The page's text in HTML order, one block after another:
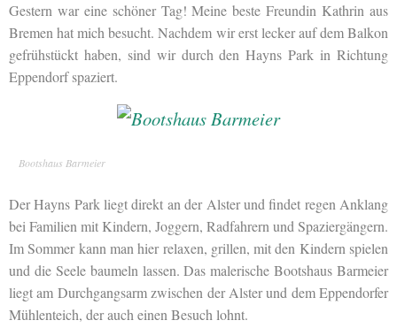
Gestern war eine schöner Tag! Meine beste Freundin Kathrin aus
Bremen hat mich besucht. Nachdem wir erst lecker auf dem Balkon
gefrühstückt haben, sind wir durch den Hayns Park in Richtung
Eppendorf spaziert.
Bootshaus Barmeier
Der Hayns Park liegt direkt an der Alster und findet regen Anklang
bei Familien mit Kindern, Joggern, Radfahrern und Spaziergängern.
Im Sommer kann man hier relaxen, grillen, mit den Kindern spielen
und die Seele baumeln lassen. Das malerische Bootshaus Barmeier
liegt am Durchgangsarm zwischen der Alster und dem Eppendorfer
Mühlenteich, der auch einen Besuch lohnt.